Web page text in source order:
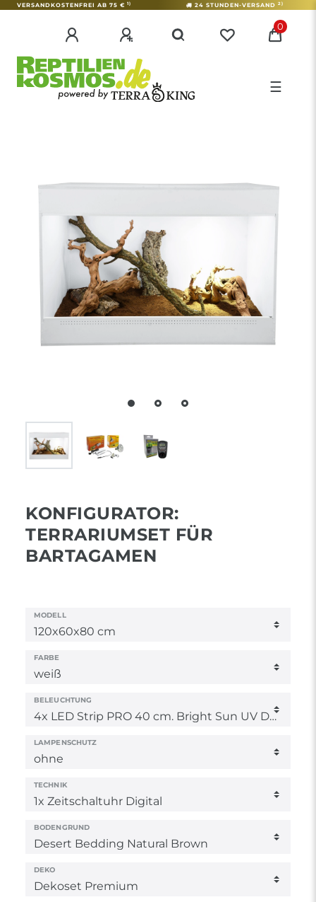
VERSANDKOSTENFREI AB 75 € 1) 24 STUNDEN-VERSAND 2)
0
☰
KONFIGURATOR:
TERRARIUMSET FÜR
BARTAGAMEN
MODELL
FARBE
BELEUCHTUNG
LAMPENSCHUTZ
TECHNIK
BODENGRUND
DEKO